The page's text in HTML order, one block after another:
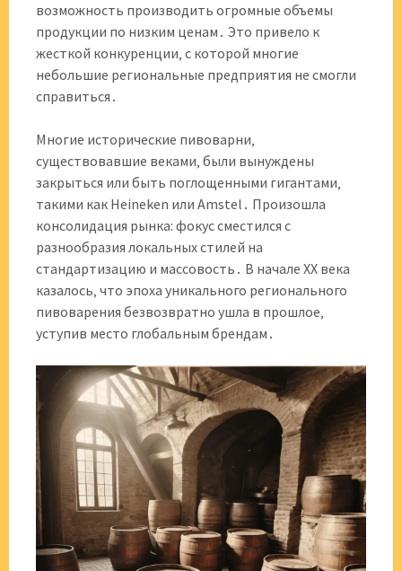
возможность производить огромные объемы
продукции по низким ценам․ Это привело к
жесткой конкуренции‚ с которой многие
небольшие региональные предприятия не смогли
справиться․
Многие исторические пивоварни‚
существовавшие веками‚ были вынуждены
закрыться или быть поглощенными гигантами‚
такими как Heineken или Amstel․ Произошла
консолидация рынка: фокус сместился с
разнообразия локальных стилей на
стандартизацию и массовость․ В начале XX века
казалось‚ что эпоха уникального регионального
пивоварения безвозвратно ушла в прошлое‚
уступив место глобальным брендам․